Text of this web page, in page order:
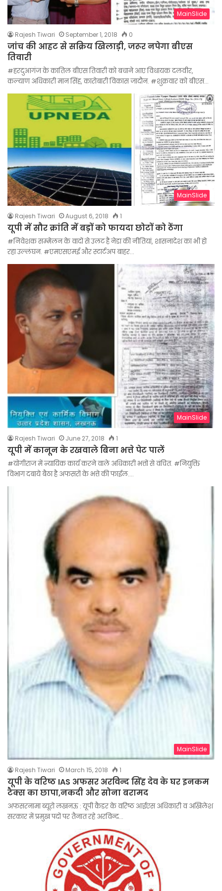
MainSlide
Rajesh Tiwari September 1, 2018 0
जांच की आहट से सक्रिय खिलाड़ी, जरूर नपेगा बीएस
तिवारी
#हरदुआगंज के कातिल बीएस तिवारी को बचाने आए विधायक दलवीर,
कल्याण अधिकारी मान सिंह, कारोबारी विकास जादौन. #शुक्रवार को बीएस…
MainSlide
Rajesh Tiwari August 6, 2018 1
यूपी में सौर क्रांति में बड़ों को फायदा छोटों को ठेंगा
#निवेशक सम्मेलन के वादों से उलट है नेडा की नीतियां, शासनादेश का भी हो
रहा उल्लंघन. #एमएसएमई और स्टार्टअप बाहर…
MainSlide
Rajesh Tiwari June 27, 2018 1
यूपी में कानून के रखवाले बिना भत्ते पेट पालें
#योगीराज में न्यायिक कार्य करने वाले अधिकारी भत्तों से वंचित. #नियुक्ति
विभाग दबाये बैठा है अफसरों के भत्ते की फाईल.…
MainSlide
Rajesh Tiwari March 15, 2018 1
यूपी के वरिष्ठ IAS अफसर अरविन्द सिंह देव के घर इनकम
टैक्स का छापा,नकदी और सोना बरामद
अफसरनामा ब्यूरो लखनऊ : यूपी कैडर के वरिष्ठ आईएस अधिकारी व अखिलेश
सरकार में प्रमुख पदों पर तैनात रहे अरविन्द…